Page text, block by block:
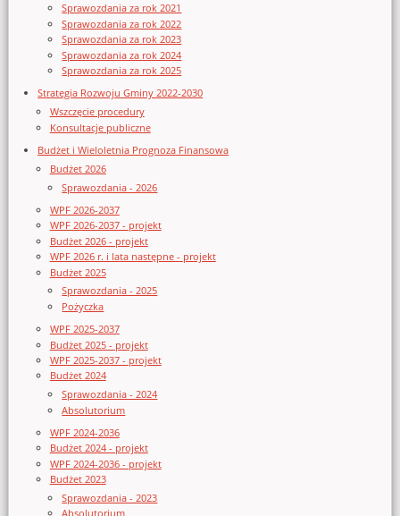
Sprawozdania za rok 2021
Sprawozdania za rok 2022
Sprawozdania za rok 2023
Sprawozdania za rok 2024
Sprawozdania za rok 2025
Strategia Rozwoju Gminy 2022-2030
Wszczęcie procedury
Konsultacje publiczne
Budżet i Wieloletnia Prognoza Finansowa
Budżet 2026
Sprawozdania - 2026
WPF 2026-2037
WPF 2026-2037 - projekt
Budżet 2026 - projekt
WPF 2026 r. i lata następne - projekt
Budżet 2025
Sprawozdania - 2025
Pożyczka
WPF 2025-2037
Budżet 2025 - projekt
WPF 2025-2037 - projekt
Budżet 2024
Sprawozdania - 2024
Absolutorium
WPF 2024-2036
Budżet 2024 - projekt
WPF 2024-2036 - projekt
Budżet 2023
Sprawozdania - 2023
Absolutorium